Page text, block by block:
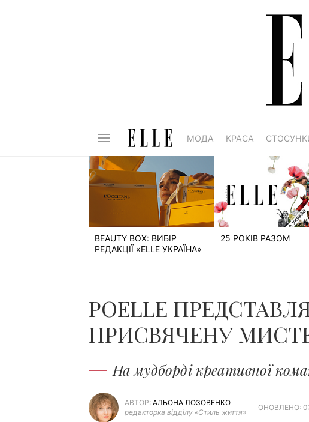
МОДА КРАСА
BEAUTY BOX: ВИБІР
РЕДАКЦІЇ «ELLE УКРАЇНА»
25 РОКІВ РАЗОМ
POELLE
ПРИСВЯЧЕНУ
На мудборді креативної
АВТОР: АЛЬОНА ЛОЗОВЕНКО
редакторка відділу «Стиль життя»
ОНОВЛЕНО: